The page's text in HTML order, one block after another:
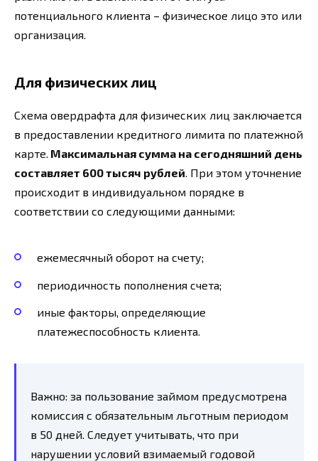
потенциального клиента – физическое лицо это или
организация.
Для физических лиц
Схема овердрафта для физических лиц заключается
в предоставлении кредитного лимита по платежной
карте. Максимальная сумма на сегодняшний день
составляет 600 тысяч рублей. При этом уточнение
происходит в индивидуальном порядке в
соответствии со следующими данными:
ежемесячный оборот на счету;
периодичность пополнения счета;
иные факторы, определяющие
платежеспособность клиента.
Важно: за пользование займом предусмотрена
комиссия с обязательным льготным периодом
в 50 дней. Следует учитывать, что при
нарушении условий взимаемый годовой